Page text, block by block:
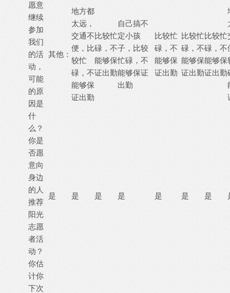
愿意
继续
参加
我们
的活
动，
可能
的原
因是
什
么？
其他：
地方都
太远，
交通不
便，比
较忙
碌，不
能够保
证出勤
比较忙
碌，不
能够保
证出勤
自己搞不
定小孩
子，比较
忙碌，不
能够保证
出勤
比较忙
碌，不
能够保
证出勤
比较忙
碌，不
能够保
证出勤
比较忙
碌，不
能够保
证出勤
你是
否愿
意向
身边
的人
推荐
阳光
志愿
者活
动？
是 是 是 是 是 是 是
你估
计你
下次